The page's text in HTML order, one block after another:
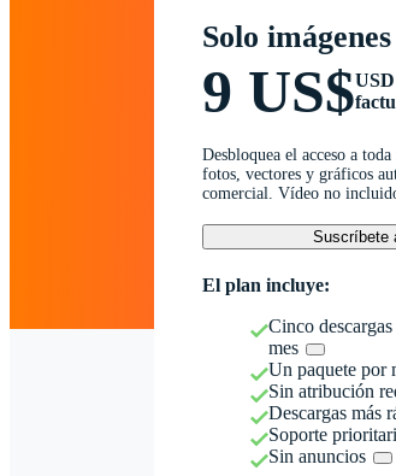
Solo imágenes
9 US$
Desbloquea el acceso a
fotos, vectores y gráficos
comercial. Vídeo no
Suscríbete
El plan incluye:
Cinco
mes
Un paquete por
Sin atribución
Descargas más
Soporte
Sin anuncios